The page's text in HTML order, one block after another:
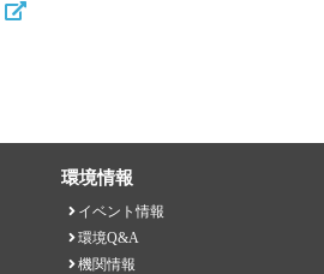
環境情報
イベント情報
環境Q&A
機関情報